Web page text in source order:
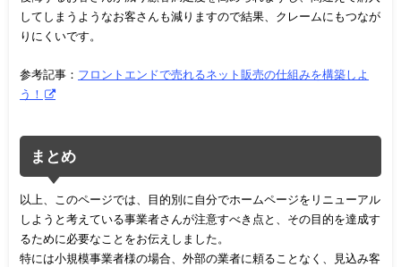
してしまうようなお客さんも減りますので結果、クレームにもつなが
りにくいです。
参考記事： フロントエンドで売れるネット販売の仕組みを構築しよ
う！
まとめ
以上、このページでは、目的別に自分でホームページをリニューアル
しようと考えている事業者さんが注意すべき点と、その目的を達成す
るために必要なことをお伝えしました。
特には小規模事業者様の場合、外部の業者に頼ることなく、見込み客